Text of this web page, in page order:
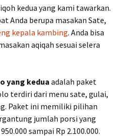
kedua yang kami tawarkan.
Anda berupa masakan Sate,
kepala kambing. Anda bisa
aqiqah sesuai selera
yang kedua adalah paket
terdiri dari menu sate, gulai,
Paket ini memiliki pilihan
jumlah porsi yang
sampai Rp 2.100.000.